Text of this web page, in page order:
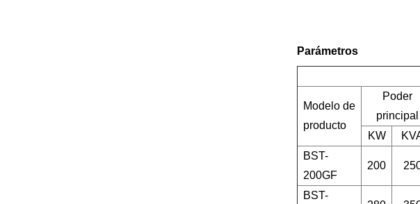
Parámetros
Modelo de
producto
Poder
principal
KW
BST-
200GF
200
BST-